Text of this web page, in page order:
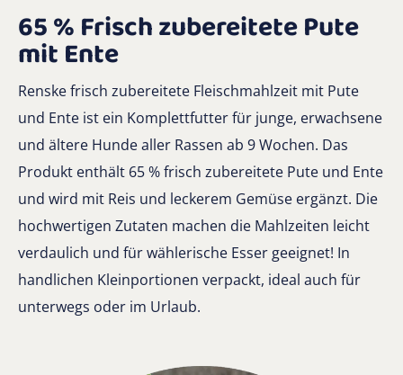
65 % Frisch zubereitete Pute
mit Ente
Renske frisch zubereitete Fleischmahlzeit mit Pute
und Ente ist ein Komplettfutter für junge, erwachsene
und ältere Hunde aller Rassen ab 9 Wochen. Das
Produkt enthält 65 % frisch zubereitete Pute und Ente
und wird mit Reis und leckerem Gemüse ergänzt. Die
hochwertigen Zutaten machen die Mahlzeiten leicht
verdaulich und für wählerische Esser geeignet! In
handlichen Kleinportionen verpackt, ideal auch für
unterwegs oder im Urlaub.